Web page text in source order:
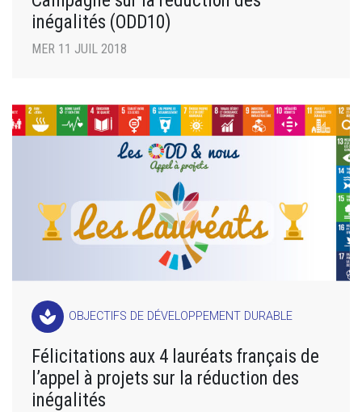
inégalités (ODD10)
MER 11 JUIL 2018
spa OBJECTIFS DE DÉVELOPPEMENT DURABLE
Félicitations aux 4 lauréats français de
l’appel à projets sur la réduction des
inégalités